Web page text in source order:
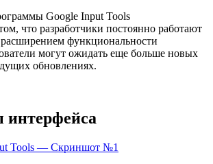
Google Input Tools
что разработчики постоянно работают
функциональности
могут ожидать еще больше новых
обновлениях.